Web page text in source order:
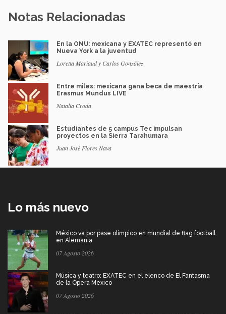
Notas Relacionadas
En la ONU: mexicana y EXATEC representó en
Nueva York a la juventud
Loretta Mariaud y Carlos González
Entre miles: mexicana gana beca de maestría
Erasmus Mundus LIVE
Natalia Croda
Estudiantes de 5 campus Tec impulsan
proyectos en la Sierra Tarahumara
Juan José Flores Nava
Lo más nuevo
México va por pase olímpico en mundial de flag football
en Alemania
07 Agosto 2026
Música y teatro: EXATEC en el elenco de El Fantasma
de la Ópera Mexico
07 Agosto 2026